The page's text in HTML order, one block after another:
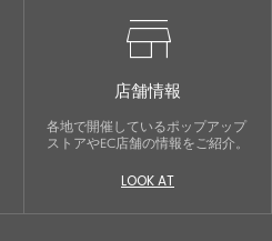
store
店舗情報
各地で開催しているポップアップ
ストアやEC店舗の情報をご紹介。
LOOK AT